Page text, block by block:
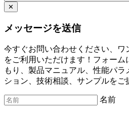
✕
メッセージを送信
今すぐお問い合わせください、ワ
をご利用いただけます！フォー
もり、製品マニュアル、性能パ
ション、技術相談、サンプルをご
名前